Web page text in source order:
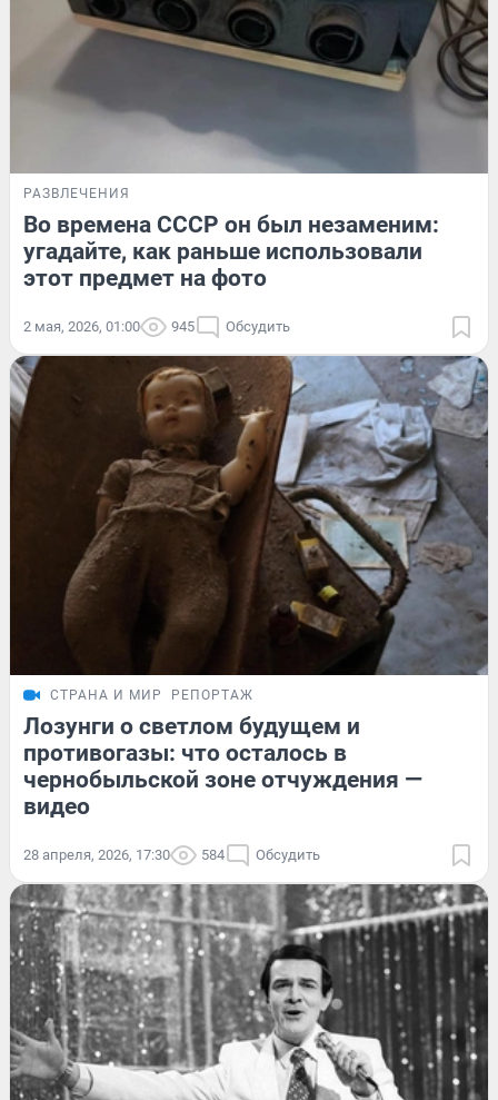
РАЗВЛЕЧЕНИЯ
Во времена СССР он был незаменим:
угадайте, как раньше использовали
этот предмет на фото
2 мая, 2026, 01:00 945 Обсудить
СТРАНА И МИР РЕПОРТАЖ
Лозунги о светлом будущем и
противогазы: что осталось в
чернобыльской зоне отчуждения —
видео
28 апреля, 2026, 17:30 584 Обсудить